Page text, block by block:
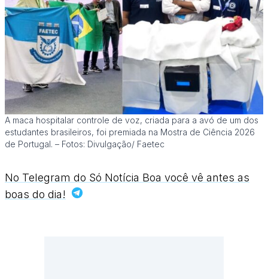
A maca hospitalar controle de voz, criada para a avó de um dos
estudantes brasileiros, foi premiada na Mostra de Ciência 2026
de Portugal. – Fotos: Divulgação/ Faetec
No Telegram do Só Notícia Boa você vê antes as
boas do dia!